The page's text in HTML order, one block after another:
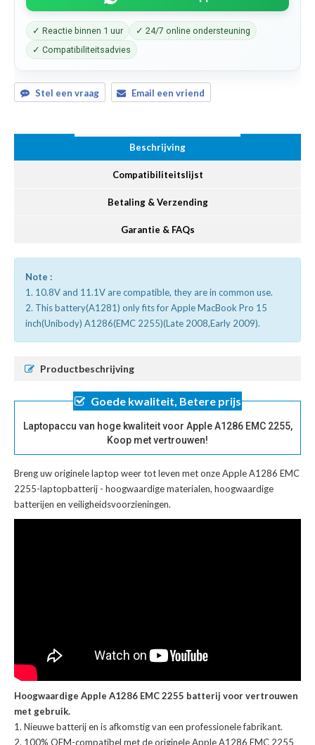
✓ Reactie binnen 1 uur
✓ 24/7 online ondersteuning
✓ Compatibiliteitsadvies
Stel een vraag Email een vriend
Beschrijving
Compatibiliteitslijst
Betaling & Verzending
Garantie & FAQs
Note :
1. 10.8V and 11.1V are compatible, they are in common use.
2. This battery(A1281) only fits for Apple MacBook Pro 15
inch(Unibody) A1286(EMC 2255)(Late 2008,Early 2009).
Productbeschrijving
Goede kwaliteit, Betere prijs
Laptopaccu van hoge kwaliteit voor Apple A1286 EMC 2255,
Koop met vertrouwen!
Breng uw originele laptop weer tot leven met onzeApple A1286 EMC
2255-laptopbatterij - hoogwaardige materialen, hoogwaardige
batterijen en veiligheidsvoorzieningen.
Hoogwaardige Apple A1286 EMC 2255 batterij voor vertrouwen
met gebruik.
Nieuwe batterij en is afkomstig van een professionele fabrikant.
100% OEM-compatibel met deoriginele Apple A1286 EMC 2255